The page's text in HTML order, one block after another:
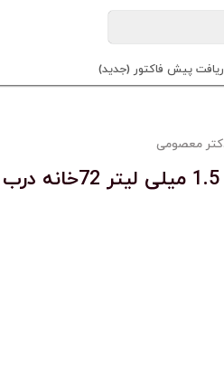
پیش فاکتور (جدید)
معصومی
جعبه میکروتیوب 2 و 1.5 میلی